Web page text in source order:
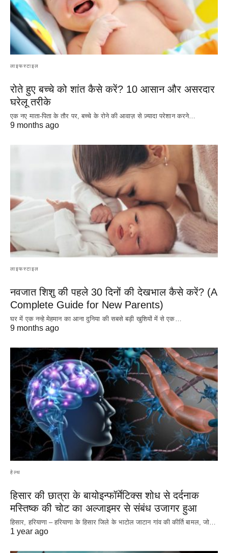
लाइफस्टाइल
रोते हुए बच्चे को शांत कैसे करें? 10 आसान और असरदार
घरेलू तरीके
एक नए माता-पिता के तौर पर, बच्चे के रोने की आवाज़ से ज़्यादा परेशान करने…
9 months ago
लाइफस्टाइल
नवजात शिशु की पहले 30 दिनों की देखभाल कैसे करें? (A
Complete Guide for New Parents)
घर में एक नन्हे मेहमान का आना दुनिया की सबसे बड़ी खुशियों में से एक…
9 months ago
हेल्थ
हिसार की छात्रा के बायोइन्फॉर्मेटिक्स शोध से दर्दनाक
मस्तिष्क की चोट का अल्जाइमर से संबंध उजागर हुआ
हिसार, हरियाणा – हरियाणा के हिसार जिले के भाटोल जाटान गांव की कीर्ति बामल, जो…
1 year ago